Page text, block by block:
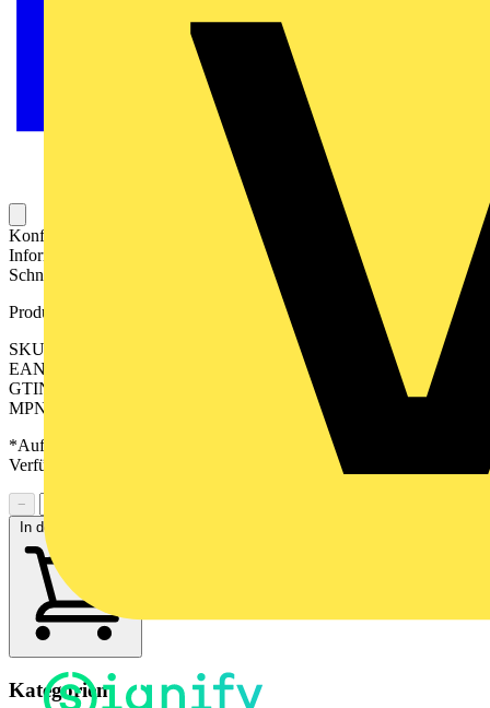
Konfektioniertes Kabel für die elektrische Verbindung und zur
Informationsübertragung zwischen der SPS und einer SPS-
Schnittstelle.
Produktkennzeichen
SKU: 2509360050
EAN: 04099986601307
GTIN: 04099986601307
MPN: PAC-FJ40-S-F-5M
*Auf Anfrage verfügbar - bitte in den Warenkorb legen, um
Verfügbarkeit zu prüfen
−
In den Warenkorb
Kategorien